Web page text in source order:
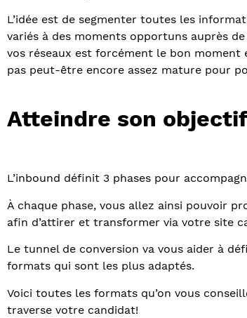
L’idée est de segmenter toutes les
variés à des moments opportuns auprès
vos réseaux est forcément le bon
pas peut-être encore assez mature pour
Atteindre son
L’inbound définit 3 phases pour
À chaque phase, vous allez ainsi pouvoir
afin d’attirer et transformer via votre site
Le tunnel de conversion va vous aider à
formats qui sont les plus adaptés.
Voici toutes les formats qu’on vous
traverse votre candidat!